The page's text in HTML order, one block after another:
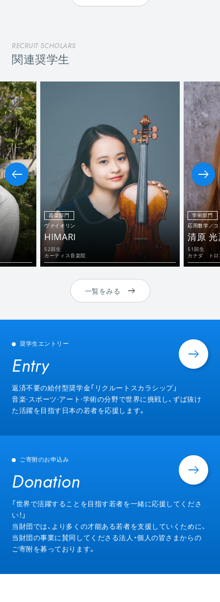
RECRUIT SCHOLARS
関連奨学生
器楽部門
ヴァイオリン
HIMARI
52回生
カーティス音楽院
学術部門
応用数学／
清原 光
51回生
カナダ トロ
一覧をみる
奨学生エントリー
Entry
Entry
返済不要の給付型奨学金「リクルートスカラシップ」
音楽·スポーツ·アート·学術の分野で世界に挑戦し、ずば抜け
た活躍を目指す日本の若者を応援します。
ご寄附のお申込み
Donation
Donation
「世界で活躍することを目指す若者を一緒に応援してくださ
い！」
当財団では、より多くの才能ある若者を支援していくために、
当財団の事業に賛同してくださる法人・個人の皆さまからの
ご寄附を募っております。